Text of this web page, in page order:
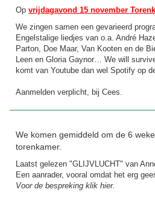
Op vrijdagavond 15 november
We zingen samen een gevarieerd
Engelstalige liedjes van o.a. André
Parton, Doe Maar, Van Kooten en de
Leen en Gloria Gaynor… We will
komt van Youtube dan wel Spotify op
Aanmelden verplicht, bij Cees.
We komen gemiddeld om de 6
torenkamer.
Laatst gelezen "GLIJVLUCHT" van
Een aanrader, vooral omdat het erg
Voor de bespreking klik hier.